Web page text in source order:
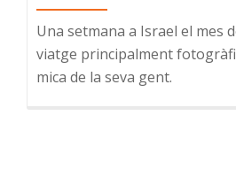
Una setmana a Israel el mes
viatge principalment
mica de la seva gent.